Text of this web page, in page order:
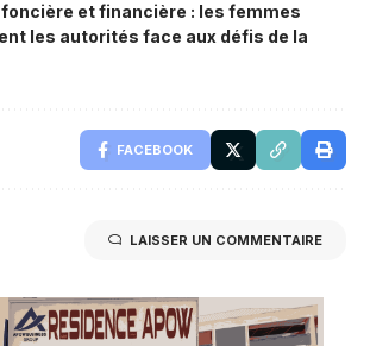
et financière : les femmes
les autorités face aux défis de la
FACEBOOK
LAISSER UN COMMENTAIRE